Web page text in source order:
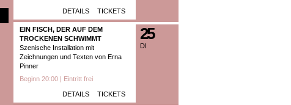
DETAILS TICKETS
25
DI
EIN FISCH, DER AUF DEM
TROCKENEN SCHWIMMT
Szenische Installation mit
Zeichnungen und Texten von Erna
Pinner
Beginn 20:00 | Eintritt frei
DETAILS TICKETS